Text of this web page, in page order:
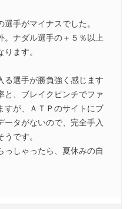
手がマイナスでした。
。ナダル選手の＋５％以上
ます。
る選手が勝負強く感じます
と、ブレイクピンチでファ
すが、ＡＴＰのサイトにブ
ータがないので、完全手入
です。
っしゃったら、夏休みの自